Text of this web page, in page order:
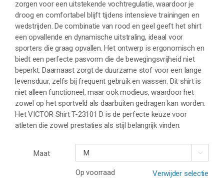
zorgen voor een uitstekende vochtregulatie, waardoor je
droog en comfortabel blijft tijdens intensieve trainingen en
wedstrijden. De combinatie van rood en geel geeft het shirt
een opvallende en dynamische uitstraling, ideaal voor
sporters die graag opvallen. Het ontwerp is ergonomisch en
biedt een perfecte pasvorm die de bewegingsvrijheid niet
beperkt. Daarnaast zorgt de duurzame stof voor een lange
levensduur, zelfs bij frequent gebruik en wassen. Dit shirt is
niet alleen functioneel, maar ook modieus, waardoor het
zowel op het sportveld als daarbuiten gedragen kan worden.
Het VICTOR Shirt T-23101 D is de perfecte keuze voor
atleten die zowel prestaties als stijl belangrijk vinden.
Maat 
Op voorraad Verwijder selectie